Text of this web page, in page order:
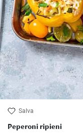
Salva
Peperoni ripieni